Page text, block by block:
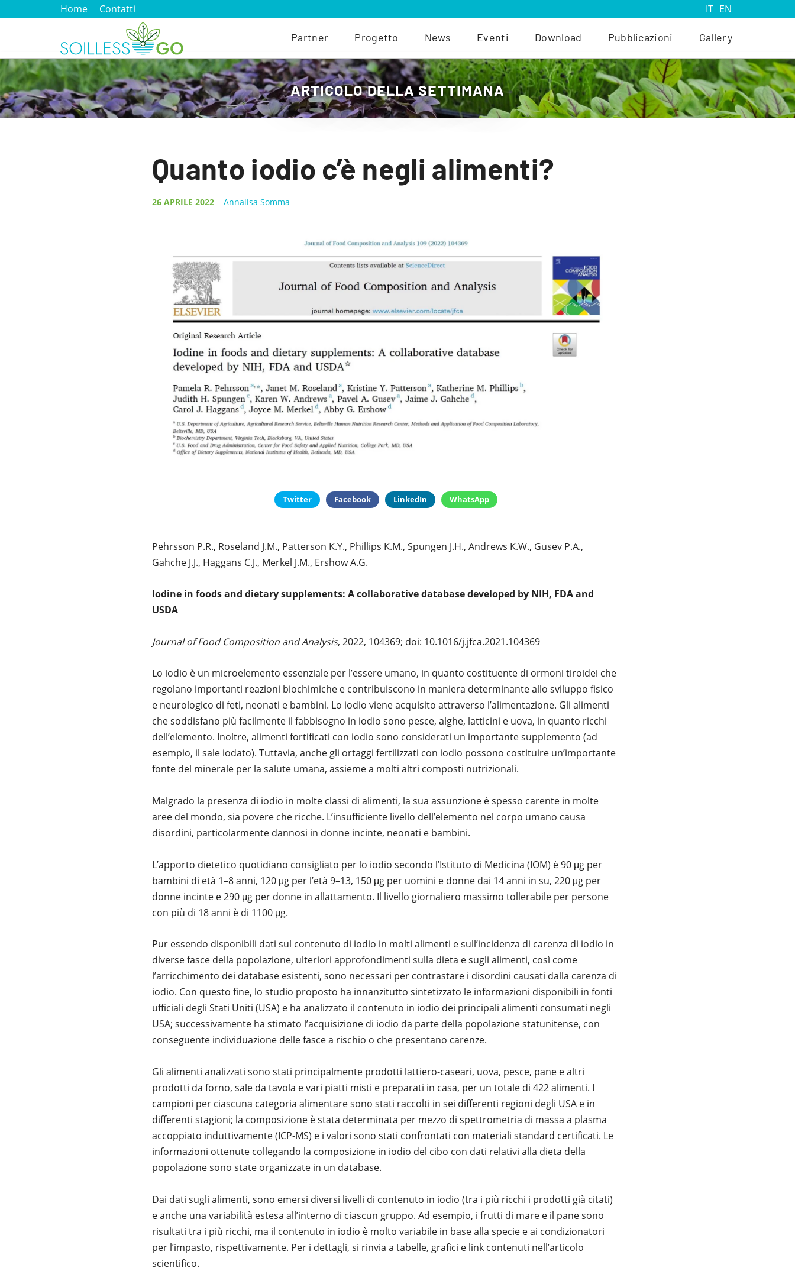
Home Contatti IT EN
Partner Progetto News Eventi Download Pubblicazioni Gallery
ARTICOLO DELLA SETTIMANA
Quanto iodio c’è negli alimenti?
26 APRILE 2022 Annalisa Somma
Twitter Facebook LinkedIn WhatsApp
Pehrsson P.R., Roseland J.M., Patterson K.Y., Phillips K.M., Spungen J.H., Andrews K.W., Gusev P.A.,
Gahche J.J., Haggans C.J., Merkel J.M., Ershow A.G.
Iodine in foods and dietary supplements: A collaborative database developed by NIH, FDA and
USDA
Journal of Food Composition and Analysis, 2022, 104369; doi: 10.1016/j.jfca.2021.104369
Lo iodio è un microelemento essenziale per l’essere umano, in quanto costituente di ormoni tiroidei che
regolano importanti reazioni biochimiche e contribuiscono in maniera determinante allo sviluppo fisico
e neurologico di feti, neonati e bambini. Lo iodio viene acquisito attraverso l’alimentazione. Gli alimenti
che soddisfano più facilmente il fabbisogno in iodio sono pesce, alghe, latticini e uova, in quanto ricchi
dell’elemento. Inoltre, alimenti fortificati con iodio sono considerati un importante supplemento (ad
esempio, il sale iodato). Tuttavia, anche gli ortaggi fertilizzati con iodio possono costituire un’importante
fonte del minerale per la salute umana, assieme a molti altri composti nutrizionali.
Malgrado la presenza di iodio in molte classi di alimenti, la sua assunzione è spesso carente in molte
aree del mondo, sia povere che ricche. L’insufficiente livello dell’elemento nel corpo umano causa
disordini, particolarmente dannosi in donne incinte, neonati e bambini.
L’apporto dietetico quotidiano consigliato per lo iodio secondo l’Istituto di Medicina (IOM) è 90 μg per
bambini di età 1–8 anni, 120 μg per l’età 9–13, 150 μg per uomini e donne dai 14 anni in su, 220 μg per
donne incinte e 290 μg per donne in allattamento. Il livello giornaliero massimo tollerabile per persone
con più di 18 anni è di 1100 μg.
Pur essendo disponibili dati sul contenuto di iodio in molti alimenti e sull’incidenza di carenza di iodio in
diverse fasce della popolazione, ulteriori approfondimenti sulla dieta e sugli alimenti, così come
l’arricchimento dei database esistenti, sono necessari per contrastare i disordini causati dalla carenza di
iodio. Con questo fine, lo studio proposto ha innanzitutto sintetizzato le informazioni disponibili in fonti
ufficiali degli Stati Uniti (USA) e ha analizzato il contenuto in iodio dei principali alimenti consumati negli
USA; successivamente ha stimato l’acquisizione di iodio da parte della popolazione statunitense, con
conseguente individuazione delle fasce a rischio o che presentano carenze.
Gli alimenti analizzati sono stati principalmente prodotti lattiero-caseari, uova, pesce, pane e altri
prodotti da forno, sale da tavola e vari piatti misti e preparati in casa, per un totale di 422 alimenti. I
campioni per ciascuna categoria alimentare sono stati raccolti in sei differenti regioni degli USA e in
differenti stagioni; la composizione è stata determinata per mezzo di spettrometria di massa a plasma
accoppiato induttivamente (ICP-MS) e i valori sono stati confrontati con materiali standard certificati. Le
informazioni ottenute collegando la composizione in iodio del cibo con dati relativi alla dieta della
popolazione sono state organizzate in un database.
Dai dati sugli alimenti, sono emersi diversi livelli di contenuto in iodio (tra i più ricchi i prodotti già citati)
e anche una variabilità estesa all’interno di ciascun gruppo. Ad esempio, i frutti di mare e il pane sono
risultati tra i più ricchi, ma il contenuto in iodio è molto variabile in base alla specie e ai condizionatori
per l’impasto, rispettivamente. Per i dettagli, si rinvia a tabelle, grafici e link contenuti nell’articolo
scientifico.